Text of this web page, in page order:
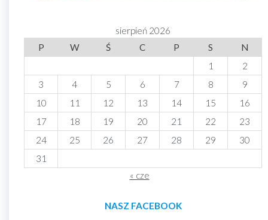
sierpień 2026
P
W Ś C P S
N
1
2
3
4 5 6 7 8
9
10
11 12 13 14 15
16
17
18 19 20 21 22
23
24
25 26 27 28 29
30
31
« cze
NASZ FACEBOOK